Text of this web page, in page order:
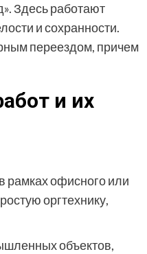
Здесь работают
и сохранности.
переездом, причем
и их
рамках офисного или
оргтехнику,
объектов,